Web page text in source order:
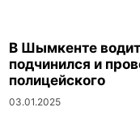
В Шымкенте
подчинился и
полицейского
03.01.2025